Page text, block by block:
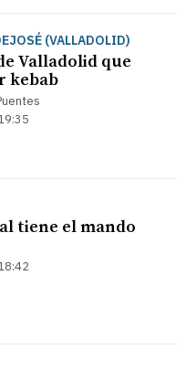
(VALLADOLID)
Valladolid que
kebab
tiene el mando